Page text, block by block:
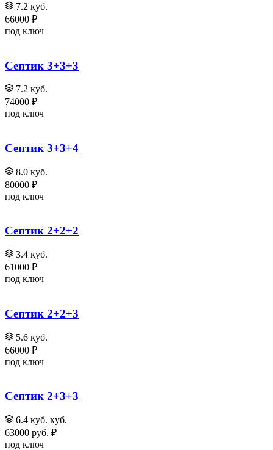
7.2 куб.
66000 ₽
под ключ
Септик 3+3+3
7.2 куб.
74000 ₽
под ключ
Септик 3+3+4
8.0 куб.
80000 ₽
под ключ
Септик 2+2+2
3.4 куб.
61000 ₽
под ключ
Септик 2+2+3
5.6 куб.
66000 ₽
под ключ
Септик 2+3+3
6.4 куб. куб.
63000 руб. ₽
под ключ